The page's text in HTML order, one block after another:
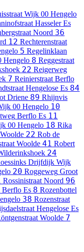
Wijk 00 Hengelo
Hasseler Es
Noord 36
12 Rechterenstraat
5 Regelinklaan
Hengelo 8 Reggestraat
22 Reigerweg
7 Reinierstraat Berflo
Hengelose Es 84
Driene 89 Rhijnvis
00 Hengelo 10
Berflo Es 11
00 Hengelo 18 Rika
Woolde 22 Rob de
Woolde 41 Robert
24
Drijfdijk Wijk
20 Roggeweg Groot
Rossinistraat Noord 96
Berflo Es 8 Rozenbottel
38 Rozenstraat
Hengelose Es
Woolde 7